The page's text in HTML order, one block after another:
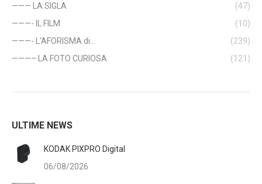
——— LA SIGLA
(47)
———- IL FILM
(10)
———- L'AFORISMA di…
(239)
———– LA FOTO CURIOSA
(121)
ULTIME NEWS
KODAK PIXPRO Digital
06/08/2026